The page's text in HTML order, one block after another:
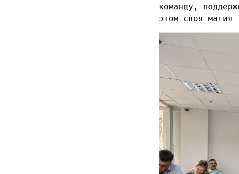
команду,
этом своя магия